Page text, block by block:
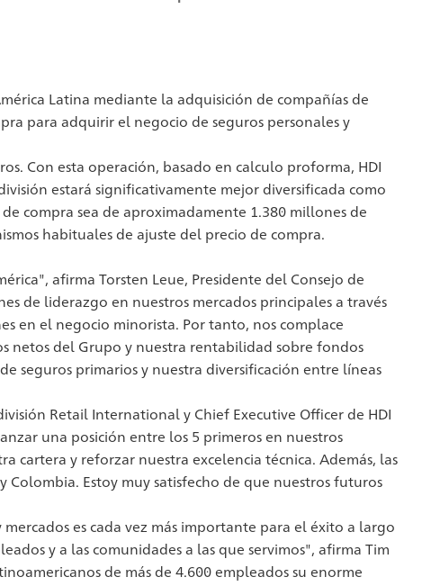
Latina mediante la adquisición de compañías de
para adquirir el negocio de seguros personales y
Con esta operación, basado en calculo proforma, HDI
estará significativamente mejor diversificada como
compra sea de aproximadamente 1.380 millones de
habituales de ajuste del precio de compra.
afirma Torsten Leue, Presidente del Consejo de
de liderazgo en nuestros mercados principales a través
en el negocio minorista. Por tanto, nos complace
netos del Grupo y nuestra rentabilidad sobre fondos
seguros primarios y nuestra diversificación entre líneas
Retail International y Chief Executive Officer de HDI
una posición entre los 5 primeros en nuestros
cartera y reforzar nuestra excelencia técnica. Además, las
Estoy muy satisfecho de que nuestros futuros
es cada vez más importante para el éxito a largo
y a las comunidades a las que servimos", afirma Tim
de más de 4.600 empleados su enorme